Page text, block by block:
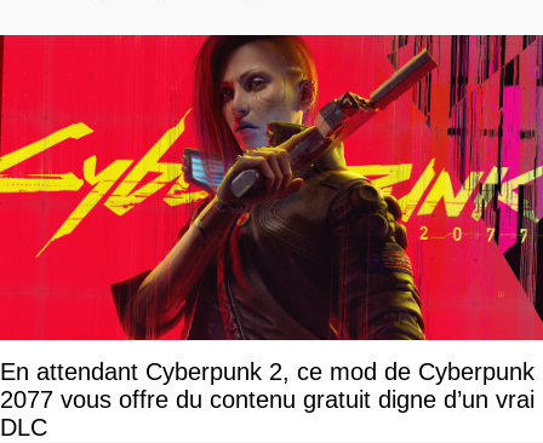
En attendant Cyberpunk 2, ce mod de Cyberpunk
2077 vous offre du contenu gratuit digne d’un vrai
DLC